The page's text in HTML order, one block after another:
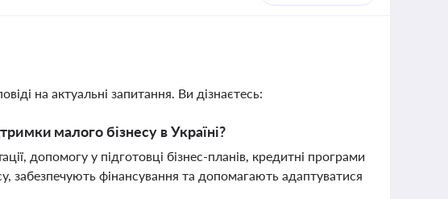
на актуальні запитання. Ви дізнаєтесь:
малого бізнесу в Україні?
допомогу у підготовці бізнес-планів, кредитні програми
забезпечують фінансування та допомагають адаптуватися